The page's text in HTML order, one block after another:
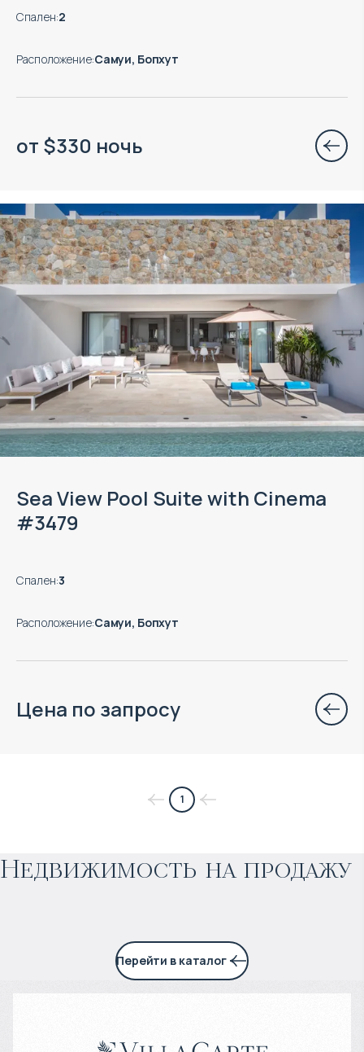
Sea View Pool Suite with Cinema
#3479
Спален:3
Расположение:Самуи, Бопхут
Цена по запросу
Спален:2
Расположение:Самуи, Бопхут
от $330 ночь
1
Недвижимость на продажу
8% годовых
Перейти в каталог